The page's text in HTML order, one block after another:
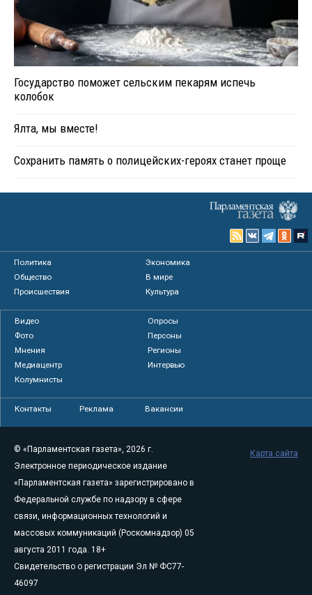
Государство поможет сельским пекарям испечь
колобок
Ялта, мы вместе!
Сохранить память о полицейских-героях станет проще
Политика
Экономика
Общество
В мире
Происшествия
Культура
Видео
Опросы
Фото
Персоны
Мнения
Регионы
Медиацентр
Интервью
Колумнисты
Контакты Реклама Вакансии
© «Парламентская газета», 2026 г.
Электронное периодическое издание
«Парламентская газета» зарегистрировано в
Федеральной службе по надзору в сфере
связи, информационных технологий и
массовых коммуникаций (Роскомнадзор) 05
августа 2011 года. 18+
Свидетельство о регистрации Эл № ФС77-
46097
Карта сайта